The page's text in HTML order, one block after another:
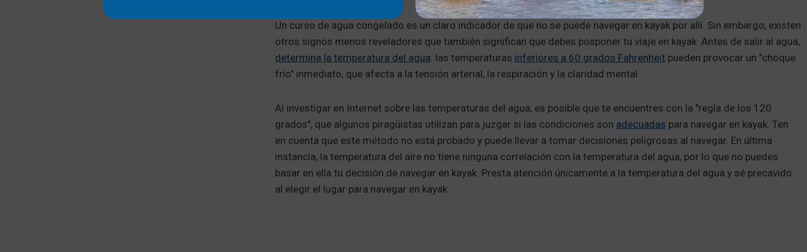
Un curso de agua congelado es un claro indicador de que no se puede navegar en kayak por allí. Sin embargo, existen
otros signos menos reveladores que también significan que debes posponer tu viaje en kayak. Antes de salir al agua,
determina la temperatura del agua: las temperaturas inferiores a 60 grados Fahrenheit pueden provocar un "choque
frío" inmediato, que afecta a la tensión arterial, la respiración y la claridad mental.
Al investigar en Internet sobre las temperaturas del agua, es posible que te encuentres con la "regla de los 120
grados", que algunos piragüistas utilizan para juzgar si las condiciones son adecuadas para navegar en kayak. Ten
en cuenta que este método no está probado y puede llevar a tomar decisiones peligrosas al navegar. En última
instancia, la temperatura del aire no tiene ninguna correlación con la temperatura del agua, por lo que no puedes
basar en ella tu decisión de navegar en kayak. Presta atención únicamente a la temperatura del agua y sé precavido
al elegir el lugar para navegar en kayak.